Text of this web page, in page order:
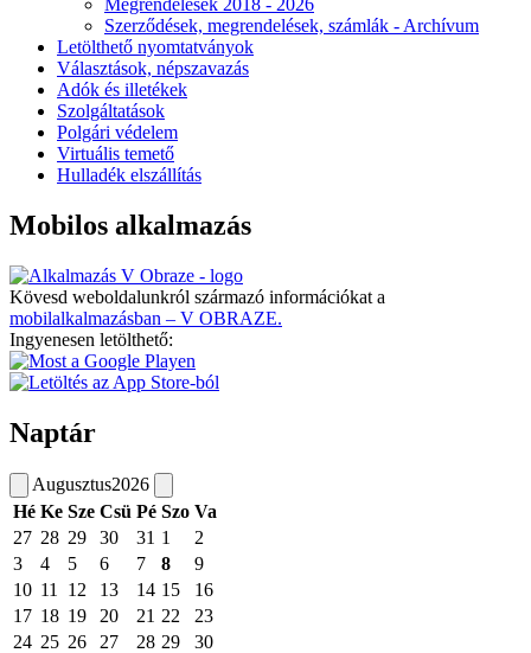
Megrendelések 2018 - 2026
Szerződések, megrendelések, számlák - Archívum
Letölthető nyomtatványok
Választások, népszavazás
Adók és illetékek
Szolgáltatások
Polgári védelem
Virtuális temető
Hulladék elszállítás
Mobilos alkalmazás
Kövesd weboldalunkról származó információkat a
mobilalkalmazásban – V OBRAZE.
Ingyenesen letölthető:
Naptár
Augusztus2026
Hé Ke Sze Csü Pé Szo Va
27 28 29 30 31 1
2
3
4 5 6 7 8
9
10 11 12 13 14 15
16
17 18 19 20 21 22
23
24 25 26 27 28 29
30